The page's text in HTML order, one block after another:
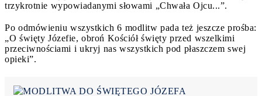
trzykrotnie wypowiadanymi słowami „Chwała Ojcu...”.
Po odmówieniu wszystkich 6 modlitw pada też jeszcze prośba:
„O święty Józefie, obroń Kościół święty przed wszelkimi
przeciwnościami i ukryj nas wszystkich pod płaszczem swej
opieki”.